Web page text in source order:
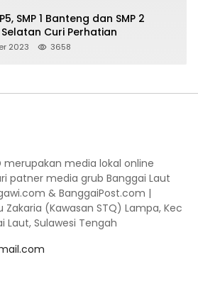
SMP 1 Banteng dan SMP 2
Curi Perhatian
2023 3658
merupakan media lokal online
patner media grub Banggai Laut
& BanggaiPost.com |
Zakaria (Kawasan STQ) Lampa, Kec
Laut, Sulawesi Tengah